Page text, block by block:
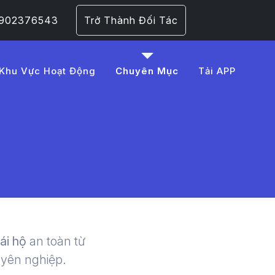
Trở Thành Đối Tác
Khu Vực Hoạt Động Chuyên Mục Tải APP
-
hộ an toàn từ
nghiệp.